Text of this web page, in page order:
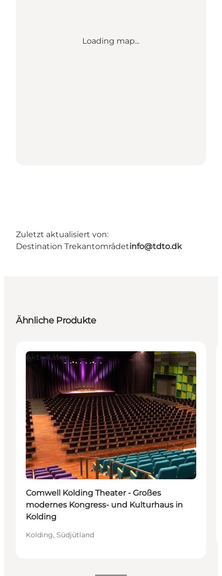
Loading map...
Zuletzt aktualisiert von:
Destination Trekantområdetinfo@tdto.dk
Ähnliche Produkte
Aktivitäten
Comwell Kolding Theater - Großes
modernes Kongress- und Kulturhaus in
Kolding
Kolding, Südjütland